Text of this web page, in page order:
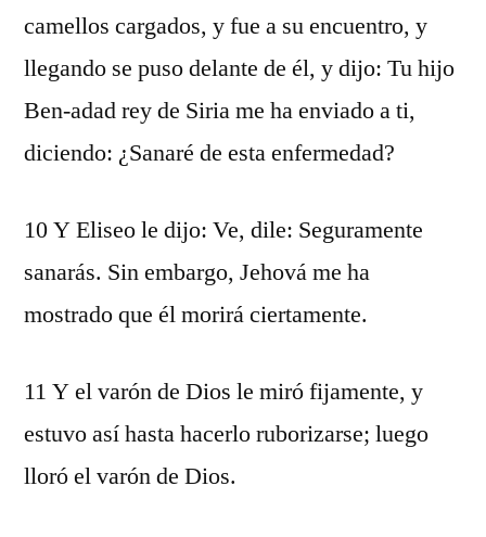
camellos cargados, y fue a su encuentro, y
llegando se puso delante de él, y dijo: Tu hijo
Ben-adad rey de Siria me ha enviado a ti,
diciendo: ¿Sanaré de esta enfermedad?
10 Y Eliseo le dijo: Ve, dile: Seguramente
sanarás. Sin embargo, Jehová me ha
mostrado que él morirá ciertamente.
11 Y el varón de Dios le miró fijamente, y
estuvo así hasta hacerlo ruborizarse; luego
lloró el varón de Dios.